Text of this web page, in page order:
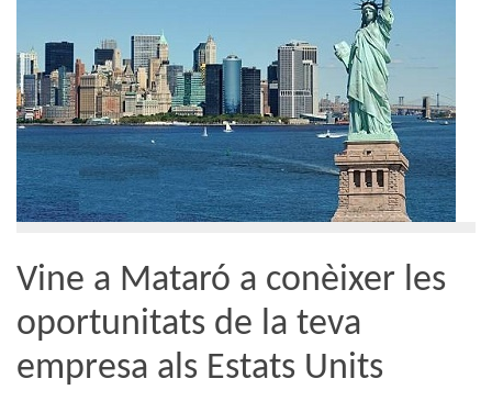
Vine a Mataró a conèixer les
oportunitats de la teva
empresa als Estats Units